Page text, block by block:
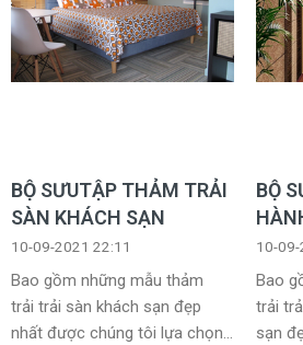
BỘ SƯUTẬP THẢM TRẢI
SÀN KHÁCH SẠN
10-09-2021 22:11
Bao gồm những mẫu thảm
trải trải sàn khách sạn đẹp
nhất được chúng tôi lựa chọn
BỘ
SẠN
10-09-
Bao
trải
sạn